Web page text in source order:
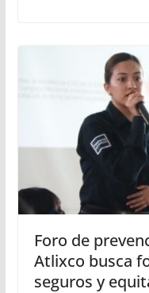
Foro de
Atlixco busca
seguros y